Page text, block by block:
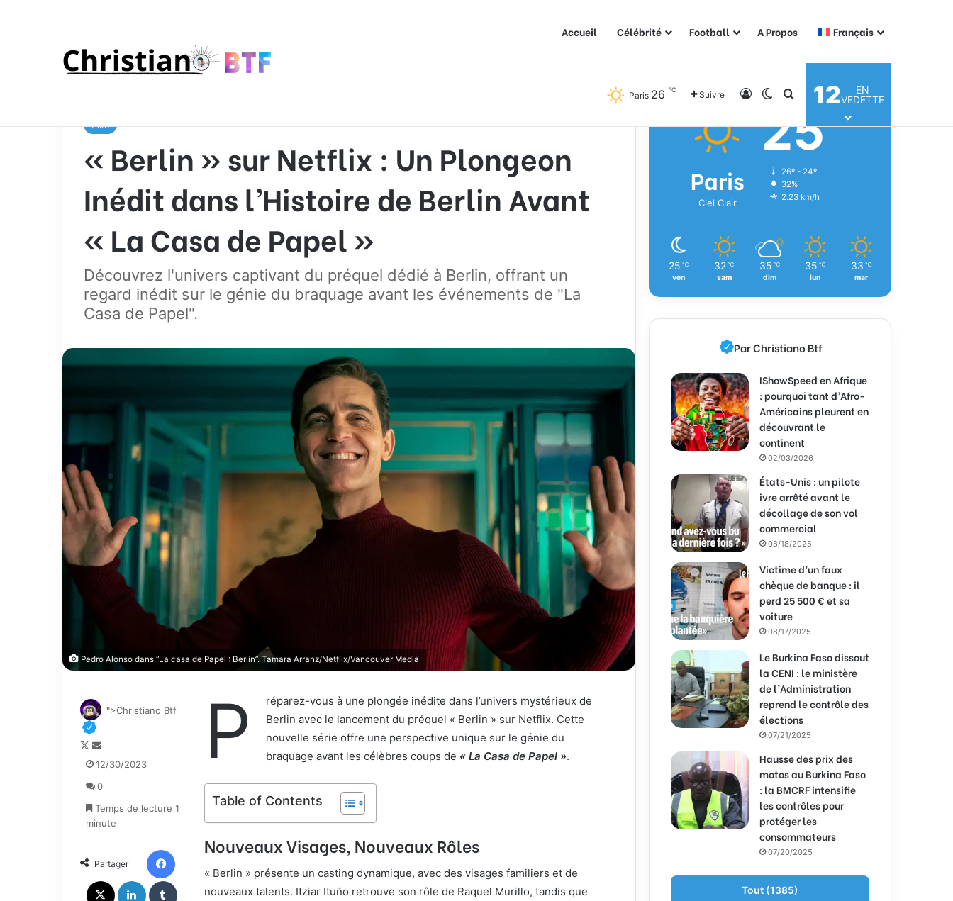
Accueil Célébrité Football A Propos Français
Paris 26 ℃ Suivre ConnexionSwitch skin
Rechercher
12
EN
VEDETTE
Film
« Berlin » sur Netflix : Un Plongeon
Inédit dans l’Histoire de Berlin Avant
« La Casa de Papel »
Découvrez l'univers captivant du préquel dédié à Berlin, offrant un
regard inédit sur le génie du braquage avant les événements de "La
Casa de Papel".
Pedro Alonso dans “La casa de Papel : Berlin”. Tamara Arranz/Netflix/Vancouver Media
P
réparez-vous à une plongée inédite dans l’univers mystérieux de
Berlin avec le lancement du préquel « Berlin » sur Netflix. Cette
nouvelle série offre une perspective unique sur le génie du
braquage avant les célèbres coups de « La Casa de Papel ».
Table of Contents
Nouveaux Visages, Nouveaux Rôles
« Berlin » présente un casting dynamique, avec des visages familiers et de
nouveaux talents. Itziar Ituño retrouve son rôle de Raquel Murillo, tandis que
">Christiano Btf
F
o
l
o
w
X
n
o
y
e
n
c
o
12/30/2023
0
Temps de lecture 1
minute
Partager
Météo
Paris
Ciel Clair
25 ℃
26º - 24º
32%
2.23 km/h
25 ℃
ven
32 ℃
sam
35 ℃
dim
35 ℃
lun
33 ℃
mar
Par Christiano Btf
IShowSpeed en Afrique
: pourquoi tant d’Afro-
Américains pleurent en
découvrant le
continent
02/03/2026
États-Unis : un pilote
ivre arrêté avant le
décollage de son vol
commercial
08/18/2025
Victime d’un faux
chèque de banque : il
perd 25 500 € et sa
voiture
08/17/2025
Le Burkina Faso dissout
la CENI : le ministère
de l’Administration
reprend le contrôle des
élections
07/21/2025
Hausse des prix des
motos au Burkina Faso
: la BMCRF intensifie
les contrôles pour
protéger les
consommateurs
07/20/2025
Tout (1385)